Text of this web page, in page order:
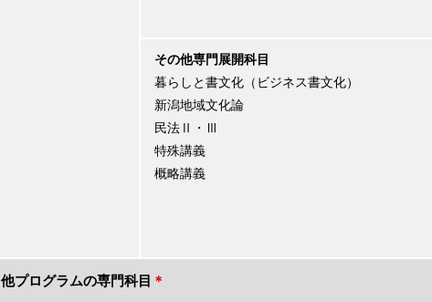
その他専門展開科目
暮らしと書文化（ビジネス書文化）
新潟地域文化論
民法Ⅱ・Ⅲ
特殊講義
概略講義
他プログラムの専門科目 ＊